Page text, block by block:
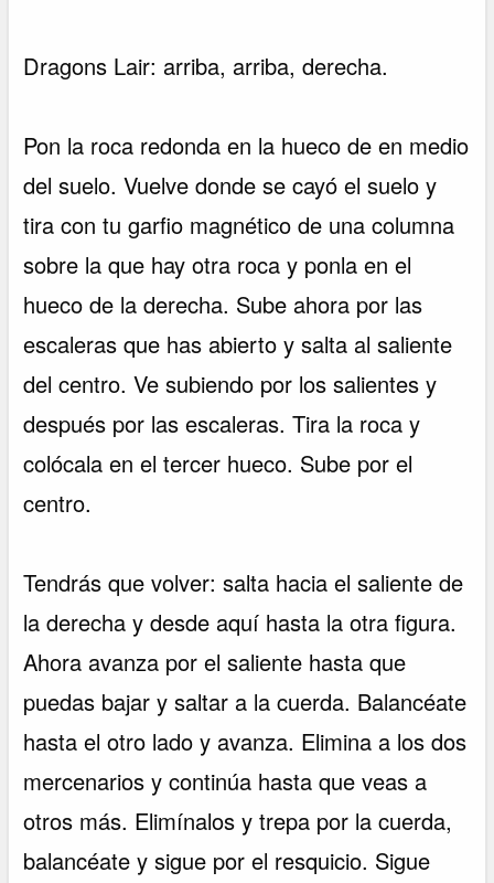
Dragons Lair: arriba, arriba, derecha.
Pon la roca redonda en la hueco de en medio
del suelo. Vuelve donde se cayó el suelo y
tira con tu garfio magnético de una columna
sobre la que hay otra roca y ponla en el
hueco de la derecha. Sube ahora por las
escaleras que has abierto y salta al saliente
del centro. Ve subiendo por los salientes y
después por las escaleras. Tira la roca y
colócala en el tercer hueco. Sube por el
centro.
Tendrás que volver: salta hacia el saliente de
la derecha y desde aquí hasta la otra figura.
Ahora avanza por el saliente hasta que
puedas bajar y saltar a la cuerda. Balancéate
hasta el otro lado y avanza. Elimina a los dos
mercenarios y continúa hasta que veas a
otros más. Elimínalos y trepa por la cuerda,
balancéate y sigue por el resquicio. Sigue